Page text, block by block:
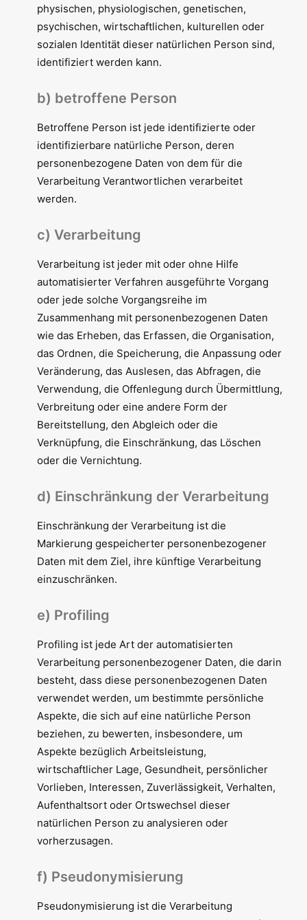
physischen, physiologischen, genetischen,
psychischen, wirtschaftlichen, kulturellen oder
sozialen Identität dieser natürlichen Person sind,
identifiziert werden kann.
b) betroffene Person
Betroffene Person ist jede identifizierte oder
identifizierbare natürliche Person, deren
personenbezogene Daten von dem für die
Verarbeitung Verantwortlichen verarbeitet
werden.
c) Verarbeitung
Verarbeitung ist jeder mit oder ohne Hilfe
automatisierter Verfahren ausgeführte Vorgang
oder jede solche Vorgangsreihe im
Zusammenhang mit personenbezogenen Daten
wie das Erheben, das Erfassen, die Organisation,
das Ordnen, die Speicherung, die Anpassung oder
Veränderung, das Auslesen, das Abfragen, die
Verwendung, die Offenlegung durch Übermittlung,
Verbreitung oder eine andere Form der
Bereitstellung, den Abgleich oder die
Verknüpfung, die Einschränkung, das Löschen
oder die Vernichtung.
d) Einschränkung der Verarbeitung
Einschränkung der Verarbeitung ist die
Markierung gespeicherter personenbezogener
Daten mit dem Ziel, ihre künftige Verarbeitung
einzuschränken.
e) Profiling
Profiling ist jede Art der automatisierten
Verarbeitung personenbezogener Daten, die darin
besteht, dass diese personenbezogenen Daten
verwendet werden, um bestimmte persönliche
Aspekte, die sich auf eine natürliche Person
beziehen, zu bewerten, insbesondere, um
Aspekte bezüglich Arbeitsleistung,
wirtschaftlicher Lage, Gesundheit, persönlicher
Vorlieben, Interessen, Zuverlässigkeit, Verhalten,
Aufenthaltsort oder Ortswechsel dieser
natürlichen Person zu analysieren oder
vorherzusagen.
f) Pseudonymisierung
Pseudonymisierung ist die Verarbeitung